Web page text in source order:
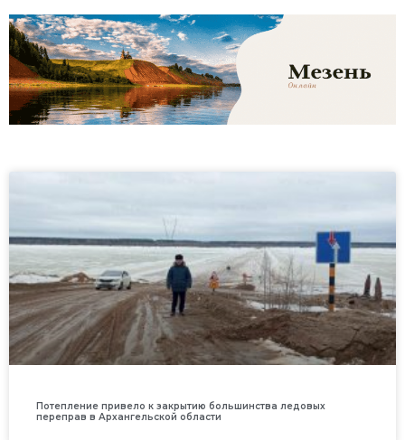
Потепление привело к закрытию большинства ледовых
переправ в Архангельской области